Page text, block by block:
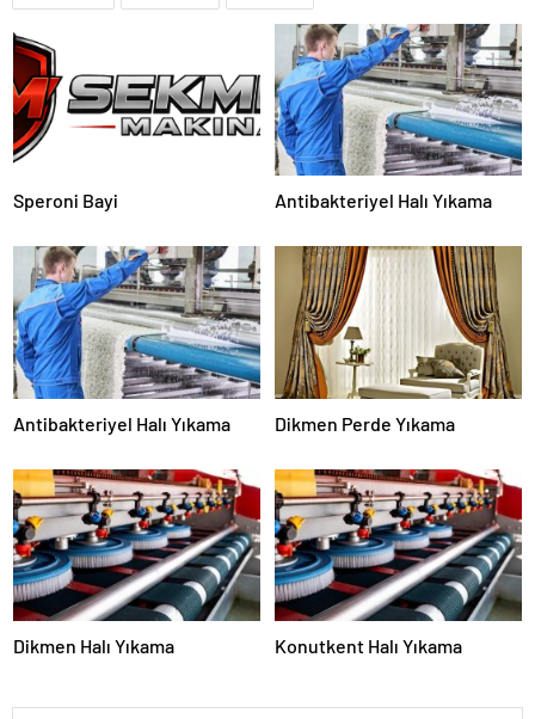
Speroni Bayi Antibakteriyel Halı Yıkama
Antibakteriyel Halı Yıkama Dikmen Perde Yıkama
Dikmen Halı Yıkama Konutkent Halı Yıkama